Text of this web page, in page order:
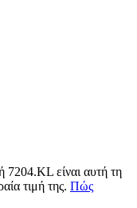
είναι αυτή τη
τιμή της. Πώς